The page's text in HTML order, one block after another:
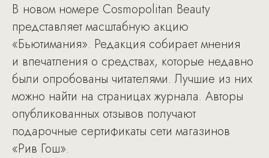
В новом номере Cosmopolitan Beauty
представляет масштабную акцию
«Бьютимания». Редакция собирает мнения
и впечатления о средствах, которые недавно
были опробованы читателями. Лучшие из них
можно найти на страницах журнала. Авторы
опубликованных отзывов получают
подарочные сертификаты сети магазинов
«Рив Гош».